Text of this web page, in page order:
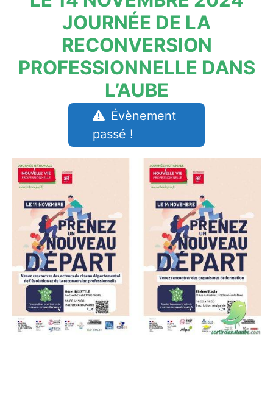
JOURNÉE DE LA
RECONVERSION
PROFESSIONNELLE DANS
L’AUBE
Évènement
passé !